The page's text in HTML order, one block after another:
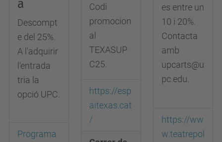
a
Descompt
e del 25%.
A l'adquirir
l'entrada
tria la
opció UPC.
Programa
Codi
promocion
al
TEXASUP
C25.
https://esp
aitexas.cat
/
es entre un
10 i 20%.
Contacta
amb
upcarts@u
pc.edu.
https://ww
w.teatrepol